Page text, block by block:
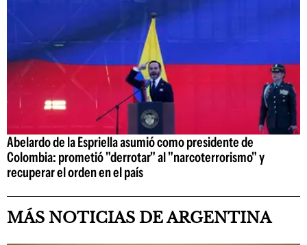
Abelardo de la Espriella asumió como presidente de
Colombia: prometió "derrotar" al "narcoterrorismo" y
recuperar el orden en el país
MÁS NOTICIAS DE ARGENTINA